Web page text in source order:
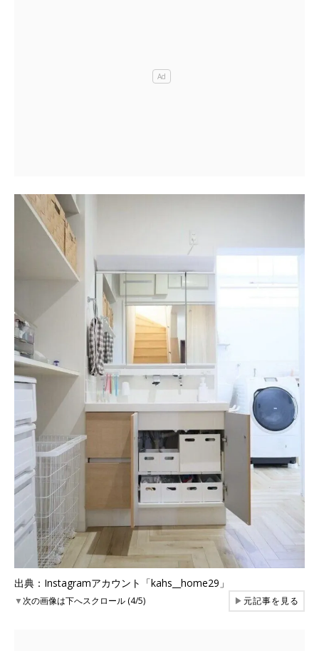
出典：Instagramアカウント「kahs__home29」
▼次の画像は下へスクロール (4/5) ▶元記事を見る